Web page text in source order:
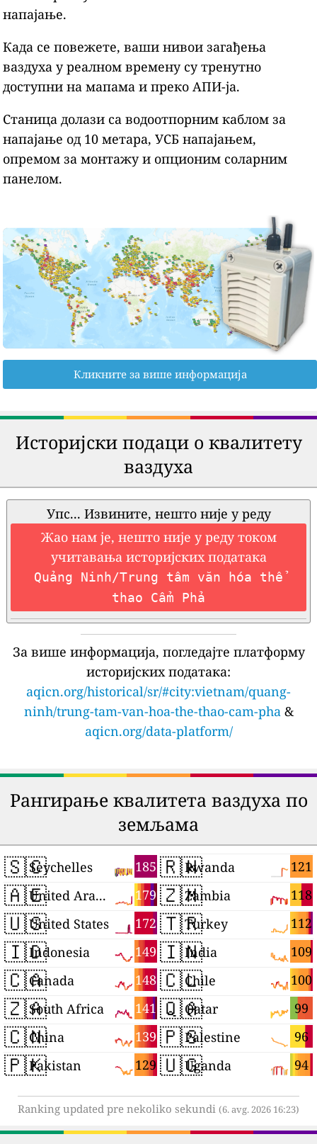
напајање.
Када се повежете, ваши нивои загађења
ваздуха у реалном времену су тренутно
доступни на мапама и преко АПИ-ја.
Станица долази са водоотпорним каблом за
напајање од 10 метара, УСБ напајањем,
опремом за монтажу и опционим соларним
панелом.
Кликните за више информација
Историјски подаци о квалитету
ваздуха
Упс... Извините, нешто није у реду
Жао нам је, нешто није у реду током
учитавања историјских података
Quảng Ninh/Trung tâm văn hóa thể
thao Cẩm Phả
За више информација, погледајте платформу
историјских података:
aqicn.org/historical/sr/#city:vietnam/quang-
ninh/trung-tam-van-hoa-the-thao-cam-pha&
aqicn.org/data-platform/
Рангирање квалитета ваздуха по
земљама
🇸🇨 185
Seychelles
🇦🇪 179
United Arab Emirates
🇺🇸 172
United States
🇮🇩 149
Indonesia
🇨🇦 148
Canada
🇿🇦 141
South Africa
🇨🇳 139
China
🇵🇰 129
Pakistan
🇷🇼 121
Rwanda
🇿🇲 118
Zambia
🇹🇷 112
Turkey
🇮🇳 109
India
🇨🇱 100
Chile
🇶🇦 99
Qatar
🇵🇸 96
Palestine
🇺🇬 94
Uganda
Ranking updated pre nekoliko sekundi (6. avg. 2026 16:23)